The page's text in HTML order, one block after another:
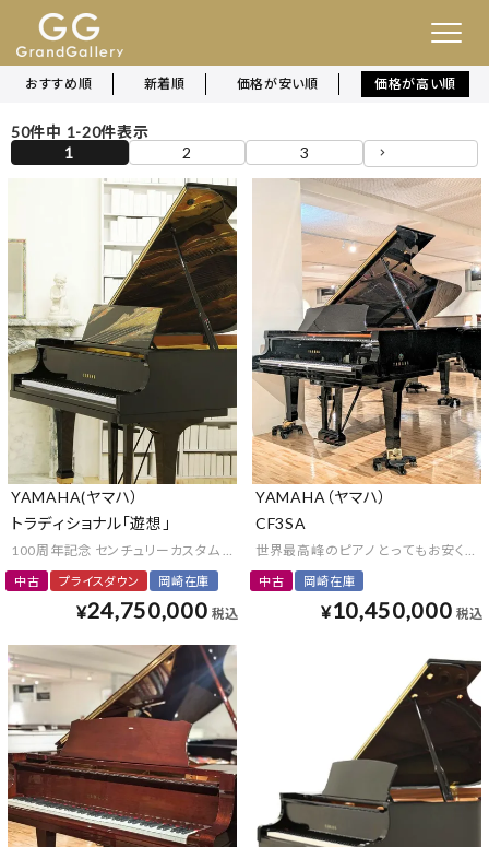
おすすめ順 新着順 価格が安い順 価格が高い順
50件中 1-20件表示
1
2 3
YAMAHA(ヤマハ）
トラディショナル「遊想」
100周年記念 センチュリーカスタム アート 漆芸 京工芸 プレミアム クラウンジュ
中古 プライスダウン 岡崎在庫
¥24,750,000 税込
YAMAHA（ヤマハ）
CF3SA
世界最高峰のピアノ とってもお安くご
中古 岡崎在庫
¥10,450,000 税込